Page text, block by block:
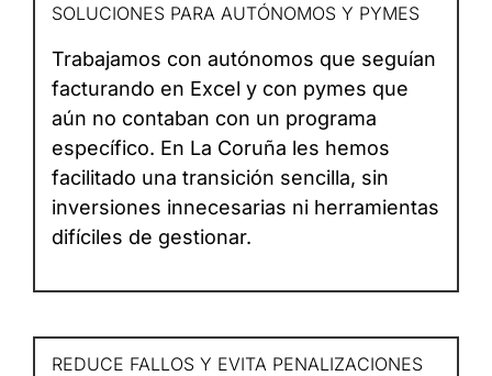
SOLUCIONES PARA AUTÓNOMOS Y PYMES
Trabajamos con autónomos que seguían
facturando en Excel y con pymes que
aún no contaban con un programa
específico. En La Coruña les hemos
facilitado una transición sencilla, sin
inversiones innecesarias ni herramientas
difíciles de gestionar.
REDUCE FALLOS Y EVITA PENALIZACIONES